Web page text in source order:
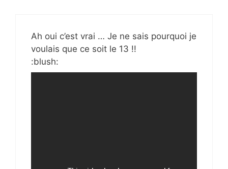
Ah oui c’est vrai … Je ne sais pourquoi je
voulais que ce soit le 13 !!
:blush: